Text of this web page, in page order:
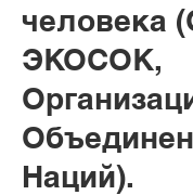
человека
ЭКОСОК,
Наций).